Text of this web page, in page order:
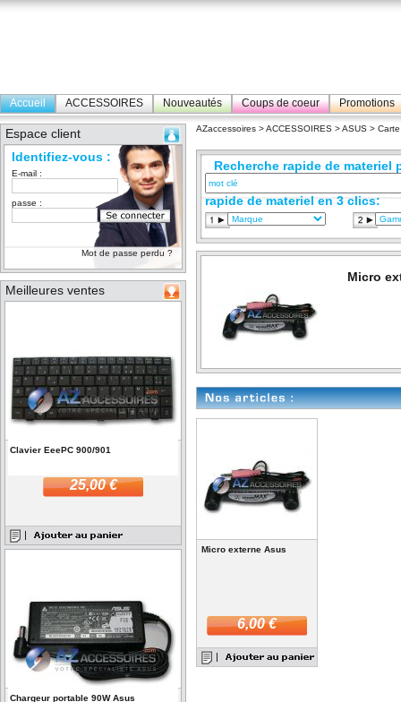
Accueil ACCESSOIRES Nouveautés Coups de coeur Promotions
Espace client
Identifiez-vous :
E-mail :
passe :
Mot de passe perdu ?
Meilleures ventes
Clavier EeePC 900/901
25,00 €
Chargeur portable 90W Asus
AZaccessoires >ACCESSOIRES >ASUS >
Recherche rapide de materiel
rapide de materiel en 3 clics:
Micro
Micro externe Asus
6,00 €